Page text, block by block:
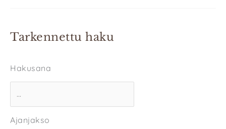
Tarkennettu haku
Hakusana
Ajanjakso